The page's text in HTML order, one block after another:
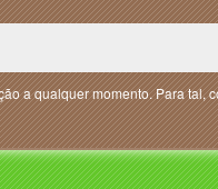
a qualquer momento. Para tal,